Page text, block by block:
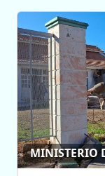
MINISTERIO